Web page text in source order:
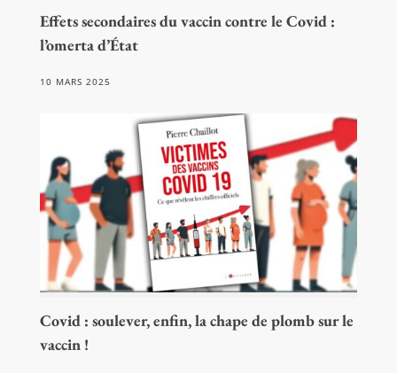
Effets secondaires du vaccin contre le Covid :
l’omerta d’État
10 MARS 2025
Covid : soulever, enfin, la chape de plomb sur le
vaccin !